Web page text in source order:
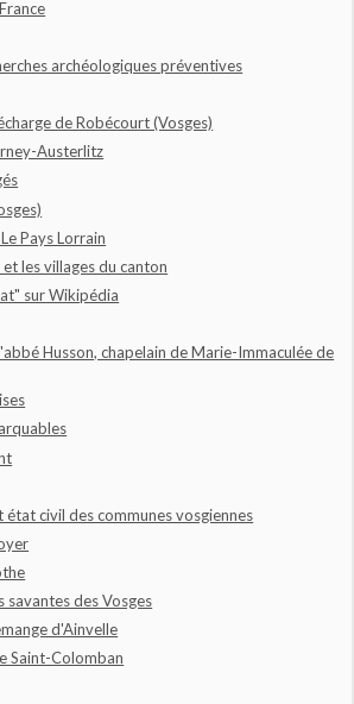
archéologiques préventives
de Robécourt (Vosges)
Austerlitz
Pays Lorrain
les villages du canton
sur Wikipédia
Husson, chapelain de Marie-Immaculée de
état civil des communes vosgiennes
savantes des Vosges
d'Ainvelle
Saint-Colomban